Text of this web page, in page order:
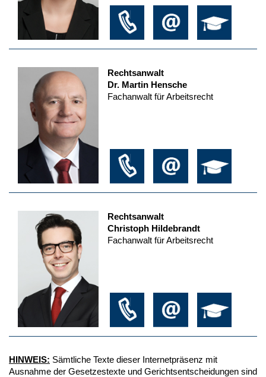
Rechtsanwalt
Dr. Martin Hensche
Fachanwalt für Arbeitsrecht
Rechtsanwalt
Christoph Hildebrandt
Fachanwalt für Arbeitsrecht
HINWEIS: Sämtliche Texte dieser Internetpräsenz mit
Ausnahme der Gesetzestexte und Gerichtsentscheidungen sind